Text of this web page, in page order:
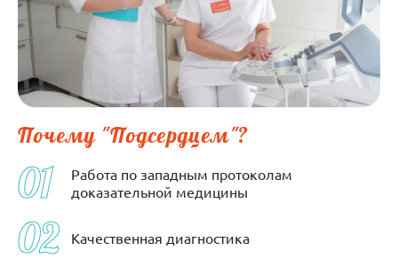
Почему "Подсердцем"?
Работа по западным протоколам
доказательной медицины
Качественная диагностика